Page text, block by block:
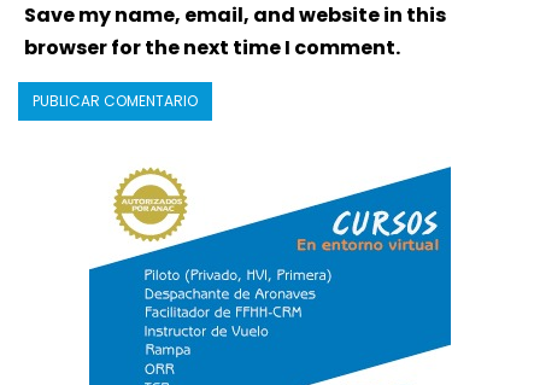
Save my name, email, and website in this
browser for the next time I comment.